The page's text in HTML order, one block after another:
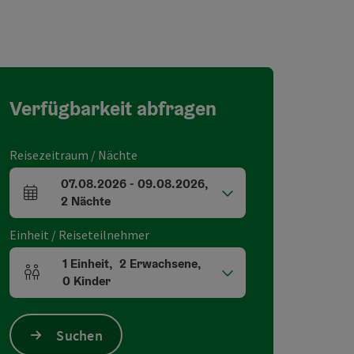
Verfügbarkeit abfragen
Reisezeitraum / Nächte
An- und Abreisefelder
07.08.2026- 09.08.2026,
2 Nächte
Einheit / Reiseteilnehmer
Einheitenanzahl und Personenfelder
1 Einheit, 2 Erwachsene,
0 Kinder
Suchen